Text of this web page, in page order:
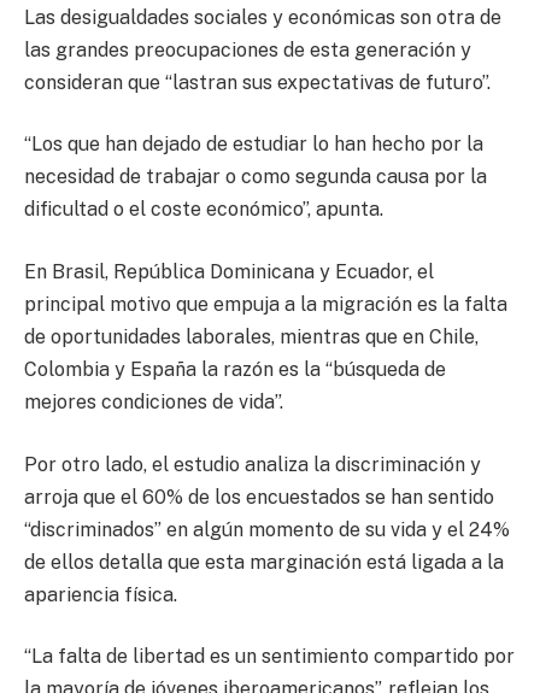
Las desigualdades sociales y económicas son otra de
las grandes preocupaciones de esta generación y
consideran que “lastran sus expectativas de futuro”.
“Los que han dejado de estudiar lo han hecho por la
necesidad de trabajar o como segunda causa por la
dificultad o el coste económico”, apunta.
En Brasil, República Dominicana y Ecuador, el
principal motivo que empuja a la migración es la falta
de oportunidades laborales, mientras que en Chile,
Colombia y España la razón es la “búsqueda de
mejores condiciones de vida”.
Por otro lado, el estudio analiza la discriminación y
arroja que el 60% de los encuestados se han sentido
“discriminados” en algún momento de su vida y el 24%
de ellos detalla que esta marginación está ligada a la
apariencia física.
“La falta de libertad es un sentimiento compartido por